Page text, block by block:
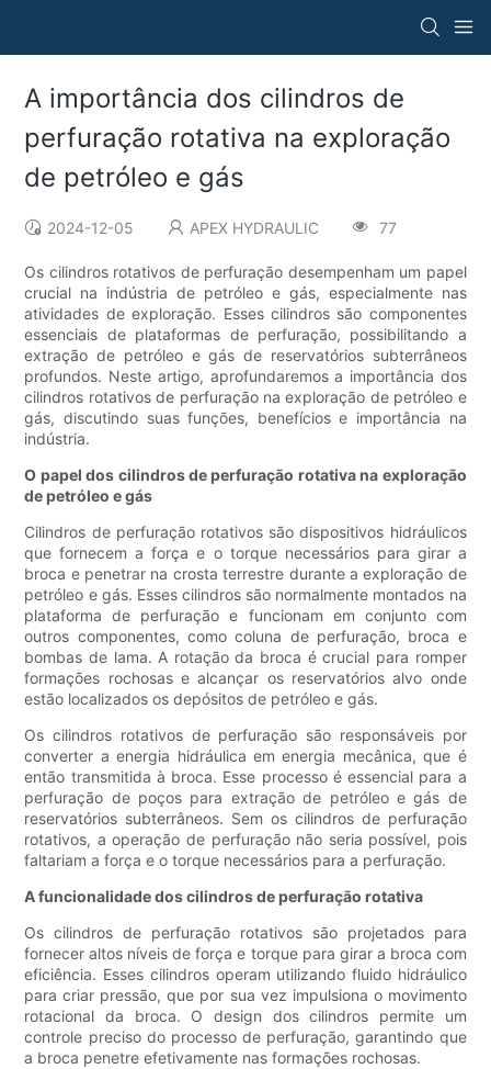
A importância dos cilindros de
perfuração rotativa na exploração
de petróleo e gás
2024-12-05 APEX HYDRAULIC 77
Os cilindros rotativos de perfuração desempenham um papel
crucial na indústria de petróleo e gás, especialmente nas
atividades de exploração. Esses cilindros são componentes
essenciais de plataformas de perfuração, possibilitando a
extração de petróleo e gás de reservatórios subterrâneos
profundos. Neste artigo, aprofundaremos a importância dos
cilindros rotativos de perfuração na exploração de petróleo e
gás, discutindo suas funções, benefícios e importância na
indústria.
O papel dos cilindros de perfuração rotativa na exploração
de petróleo e gás
Cilindros de perfuração rotativos são dispositivos hidráulicos
que fornecem a força e o torque necessários para girar a
broca e penetrar na crosta terrestre durante a exploração de
petróleo e gás. Esses cilindros são normalmente montados na
plataforma de perfuração e funcionam em conjunto com
outros componentes, como coluna de perfuração, broca e
bombas de lama. A rotação da broca é crucial para romper
formações rochosas e alcançar os reservatórios alvo onde
estão localizados os depósitos de petróleo e gás.
Os cilindros rotativos de perfuração são responsáveis ​​por
converter a energia hidráulica em energia mecânica, que é
então transmitida à broca. Esse processo é essencial para a
perfuração de poços para extração de petróleo e gás de
reservatórios subterrâneos. Sem os cilindros de perfuração
rotativos, a operação de perfuração não seria possível, pois
faltariam a força e o torque necessários para a perfuração.
A funcionalidade dos cilindros de perfuração rotativa
Os cilindros de perfuração rotativos são projetados para
fornecer altos níveis de força e torque para girar a broca com
eficiência. Esses cilindros operam utilizando fluido hidráulico
para criar pressão, que por sua vez impulsiona o movimento
rotacional da broca. O design dos cilindros permite um
controle preciso do processo de perfuração, garantindo que
a broca penetre efetivamente nas formações rochosas.